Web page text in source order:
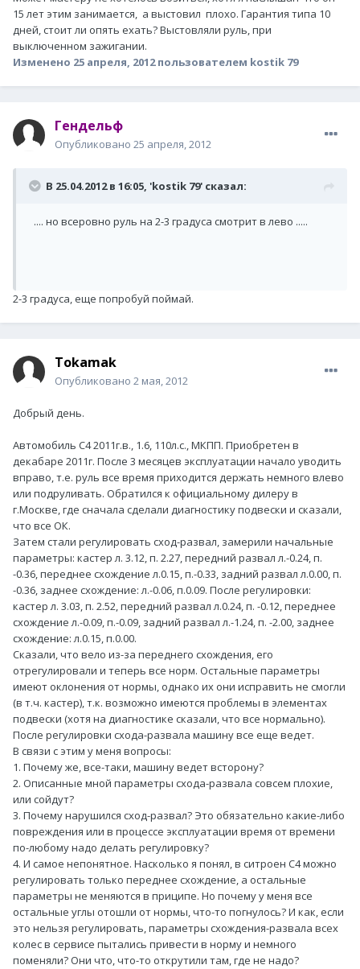
15 лет этим занимается, а выстовил плохо. Гарантия типа 10
дней, стоит ли опять ехать? Выстовляли руль, при
выключенном зажигании.
Изменено 25 апреля, 2012пользователем kostik 79
Гендельф
Опубликовано 25 апреля, 2012
В 25.04.2012 в 16:05, 'kostik 79' сказал:
.... но всеровно руль на 2-3 градуса смотрит в лево .....
2-3 градуса, еще попробуй поймай.
Tokamak
Опубликовано 2 мая, 2012
Добрый день.
Автомобиль С4 2011г.в., 1.6, 110л.с., МКПП. Приобретен в
декабаре 2011г. После 3 месяцев эксплуатации начало уводить
вправо, т.е. руль все время приходится держать немного влево
или подруливать. Обратился к официальному дилеру в
г.Москве, где сначала сделали диагностику подвески и сказали,
что все ОК.
Затем стали регулировать сход-развал, замерили начальные
параметры: кастер л. 3.12, п. 2.27, передний развал л.-0.24, п.
-0.36, переднее схождение л.0.15, п.-0.33, задний развал л.0.00, п.
-0.36, заднее схождение: л.-0.06, п.0.09. После регулировки:
кастер л. 3.03, п. 2.52, передний развал л.0.24, п. -0.12, переднее
схождение л.-0.09, п.-0.09, задний развал л.-1.24, п. -2.00, заднее
схождение: л.0.15, п.0.00.
Сказали, что вело из-за переднего схождения, его
отрегулировали и теперь все норм. Остальные параметры
имеют оклонения от нормы, однако их они исправить не смогли
(в т.ч. кастер), т.к. возможно имеются проблемы в элементах
подвески (хотя на диагностике сказали, что все нормально).
После регулировки схода-развала машину все еще ведет.
В связи с этим у меня вопросы:
1. Почему же, все-таки, машину ведет всторону?
2. Описанные мной параметры схода-развала совсем плохие,
или сойдут?
3. Почему нарушился сход-развал? Это обязательно какие-либо
повреждения или в процессе эксплуатации время от времени
по-любому надо делать регулировку?
4. И самое непонятное. Насколько я понял, в ситроен С4 можно
регулировать только переднее схождение, а остальные
параметры не меняются в приципе. Но почему у меня все
остальные углы отошли от нормы, что-то погнулось? И как, если
это нельзя регулировать, параметры схождения-развала всех
колес в сервисе пытались привести в норму и немного
поменяли? Они что, что-то открутили там, где не надо?